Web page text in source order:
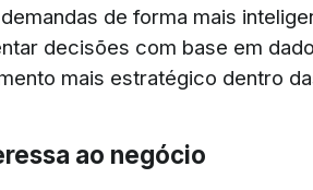
de forma mais
decisões com base em
mais estratégico dentro
ao negócio